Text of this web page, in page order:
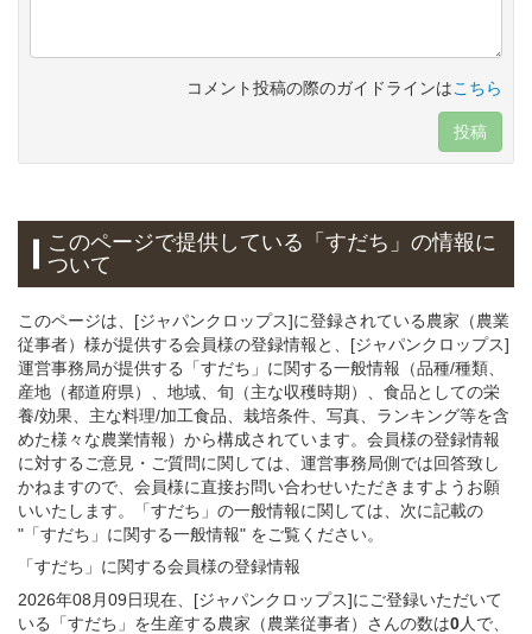
コメント投稿の際のガイドラインはこちら
投稿
このページで提供している 「すだち」の情報に
ついて
このページは、[ジャパンクロップス]に登録されている農家（農業
従事者）様が提供する会員様の登録情報と、[ジャパンクロップス]
運営事務局が提供する「すだち」に関する一般情報（品種/種類、
産地（都道府県）、地域、旬（主な収穫時期）、食品としての栄
養/効果、主な料理/加工食品、栽培条件、写真、ランキング等を含
めた様々な農業情報）から構成されています。会員様の登録情報
に対するご意見・ご質問に関しては、運営事務局側では回答致し
かねますので、会員様に直接お問い合わせいただきますようお願
いいたします。「すだち」の一般情報に関しては、次に記載の
"「すだち」に関する一般情報" をご覧ください。
「すだち」 に関する会員様の登録情報
2026年08月09日現在、[ジャパンクロップス]にご登録いただいて
いる「すだち」を生産する農家（農業従事者）さんの数は0人で、